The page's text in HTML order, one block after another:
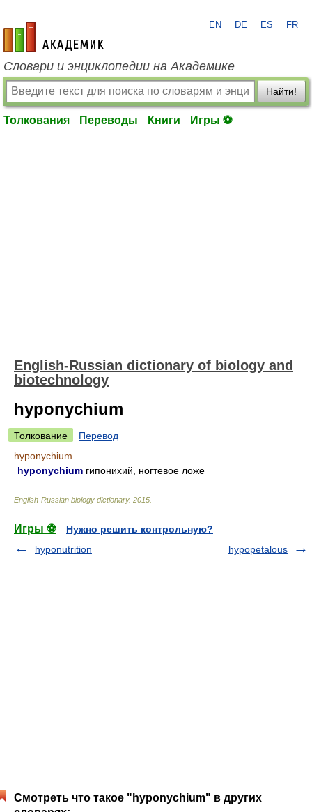
academic.ru
EN DE ES FR
Словари и энциклопедии на Академике
Найти!
Толкования Переводы Книги Игры ⚽
English-Russian dictionary of biology and
biotechnology
hyponychium
Толкование
Перевод
hyponychium
hyponychium гипонихий, ногтевое ложе
English-Russian biology dictionary. 2015
Игры ⚽
Нужно решить контрольную?
hyponutrition
hypopetalous
Смотреть что такое "hyponychium" в других